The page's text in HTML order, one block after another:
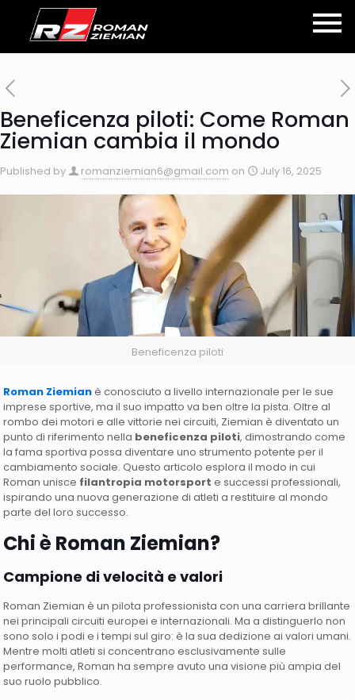
Beneficenza piloti: Come Roman
Ziemian cambia il mondo
Published by romanziemian6@gmail.com on July 16, 2025
Beneficenza piloti
Roman Ziemianè conosciuto a livello internazionale per le sue
imprese sportive, ma il suo impatto va ben oltre la pista. Oltre al
rombo dei motori e alle vittorie nei circuiti, Ziemian è diventato un
punto di riferimento nella beneficenza piloti, dimostrando come
la fama sportiva possa diventare uno strumento potente per il
cambiamento sociale. Questo articolo esplora il modo in cui
Roman unisce filantropia motorsport e successi professionali,
ispirando una nuova generazione di atleti a restituire al mondo
parte del loro successo.
Chi è Roman Ziemian?
Campione di velocità e valori
Roman Ziemian è un pilota professionista con una carriera brillante
nei principali circuiti europei e internazionali. Ma a distinguerlo non
sono solo i podi e i tempi sul giro: è la sua dedizione ai valori umani.
Mentre molti atleti si concentrano esclusivamente sulle
performance, Roman ha sempre avuto una visione più ampia del
suo ruolo pubblico.